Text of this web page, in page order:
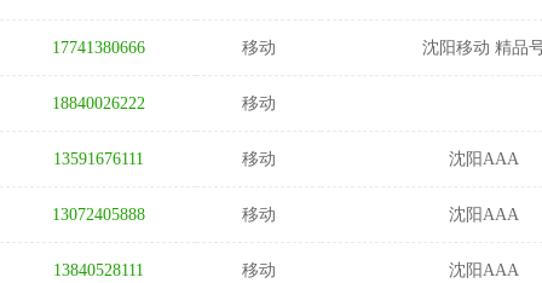
17741380666 移动 沈阳移动 精品
18840026222 移动
13591676111 移动 沈阳AAA
13072405888 移动 沈阳AAA
13840528111 移动 沈阳AAA